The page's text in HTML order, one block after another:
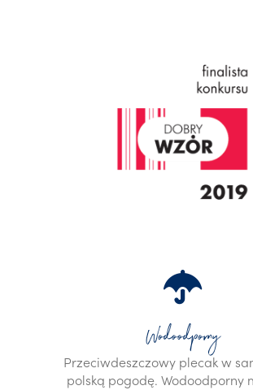
Wodoodporny
Przeciwdeszczowy plecak w
polską pogodę. Wodoodporny